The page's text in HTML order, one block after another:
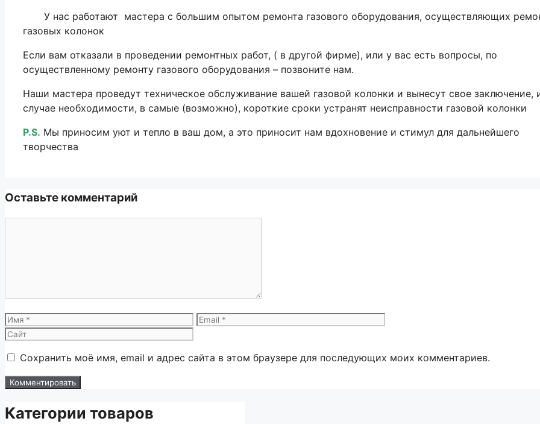
У нас работают мастера с большим опытом ремонта газового оборудования, осуществляющих
газовых колонок
Если вам отказали в проведении ремонтных работ, ( в другой фирме), или у вас есть вопросы, по
осуществленному ремонту газового оборудования – позвоните нам.
Наши мастера проведут техническое обслуживание вашей газовой колонки и вынесут свое заключение,
случае необходимости, в самые (возможно), короткие сроки устранят неисправности газовой колонки
P.S. Мы приносим уют и тепло в ваш дом, а это приносит нам вдохновение и стимул для дальнейшего
творчества
Оставьте комментарий
Имя Email
Сохранить моё имя, email и адрес сайта в этом браузере для последующих моих комментариев.
Категории товаров